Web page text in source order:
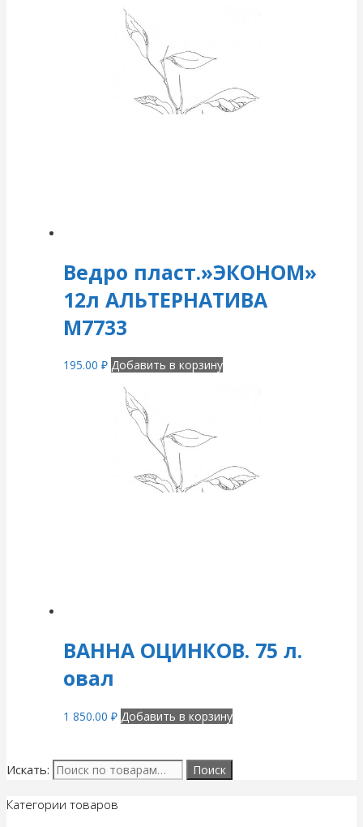
Ведро пласт.»ЭКОНОМ»
12л АЛЬТЕРНАТИВА
М7733
195.00 ₽ Добавить в корзину
ВАННА ОЦИНКОВ. 75 л.
овал
1 850.00 ₽ Добавить в корзину
Искать:
Категории товаров